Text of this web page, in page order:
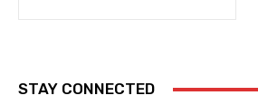
STAY CONNECTED